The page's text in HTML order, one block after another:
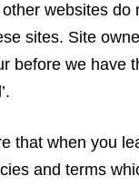
websites
sites. Site
before we have
that when you
and terms